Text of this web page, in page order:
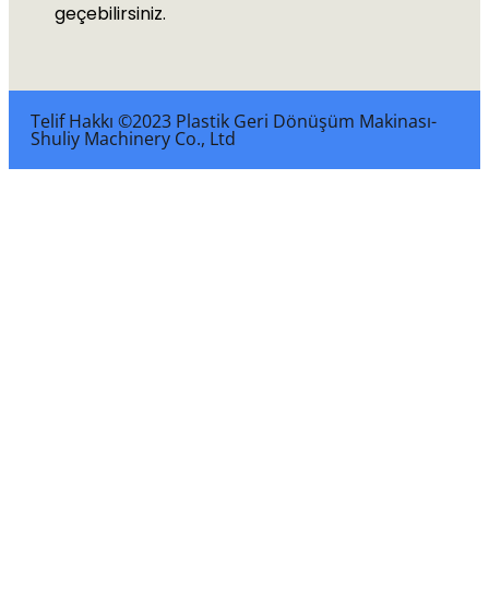
geçebilirsiniz.
Telif Hakkı ©2023 Plastik Geri Dönüşüm Makinası-
Shuliy Machinery Co., Ltd